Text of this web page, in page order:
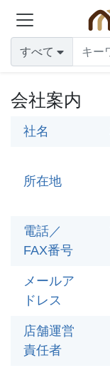
すべて
会社案内
社名
所在地
電話／
FAX番号
メールア
ドレス
店舗運営
責任者